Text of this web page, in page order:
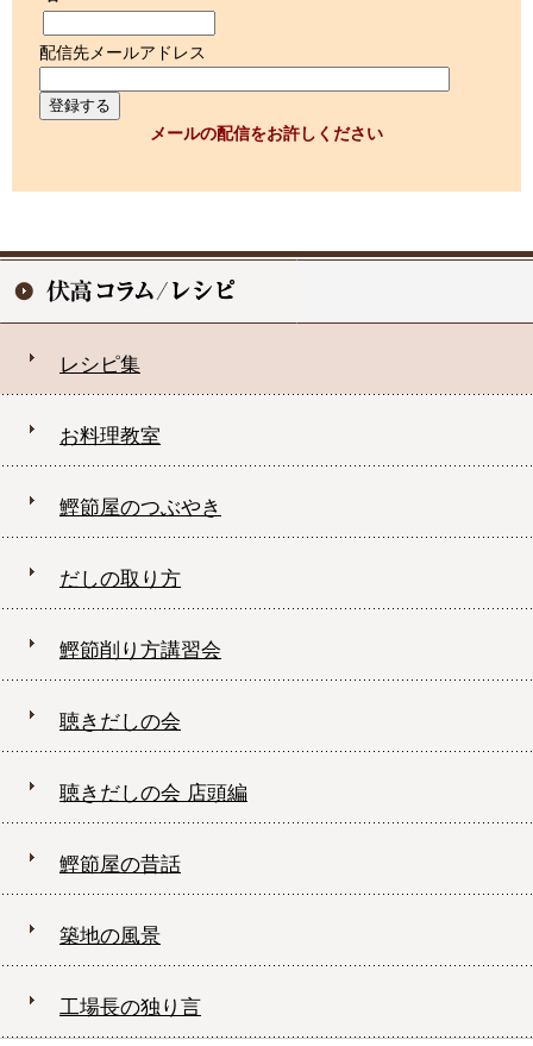
配信先メールアドレス
メールの配信をお許しください
レシピ集
お料理教室
鰹節屋のつぶやき
だしの取り方
鰹節削り方講習会
聴きだしの会
聴きだしの会 店頭編
鰹節屋の昔話
築地の風景
工場長の独り言